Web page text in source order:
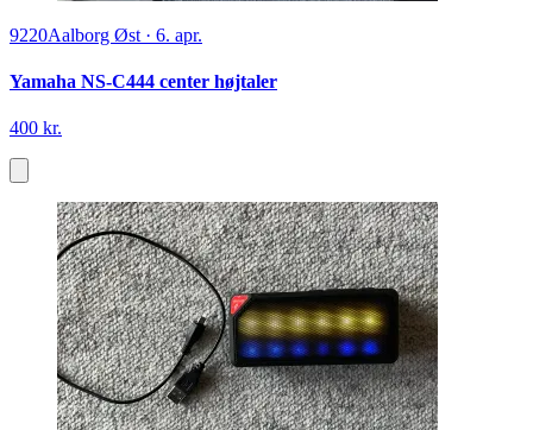
9220Aalborg Øst · 6. apr.
Yamaha NS-C444 center højtaler
400 kr.